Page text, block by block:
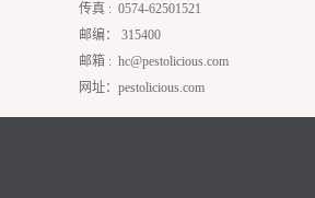
传真 : 0574-62501521
邮编： 315400
邮箱 : hc@pestolicious.com
网址：pestolicious.com